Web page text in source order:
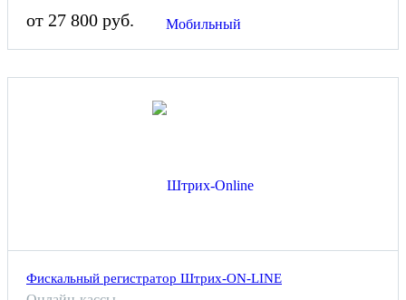
от 27 800 руб.
Фискальный регистратор Штрих-ON-LINE